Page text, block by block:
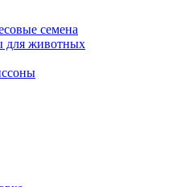
семена
для животных